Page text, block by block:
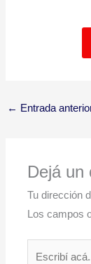
← Entrada
Dejá un
Tu dirección
Los campos